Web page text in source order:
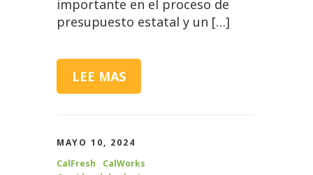
importante en el proceso de
presupuesto estatal y un […]
LEE MAS
MAYO 10, 2024
CalFresh
CalWorks